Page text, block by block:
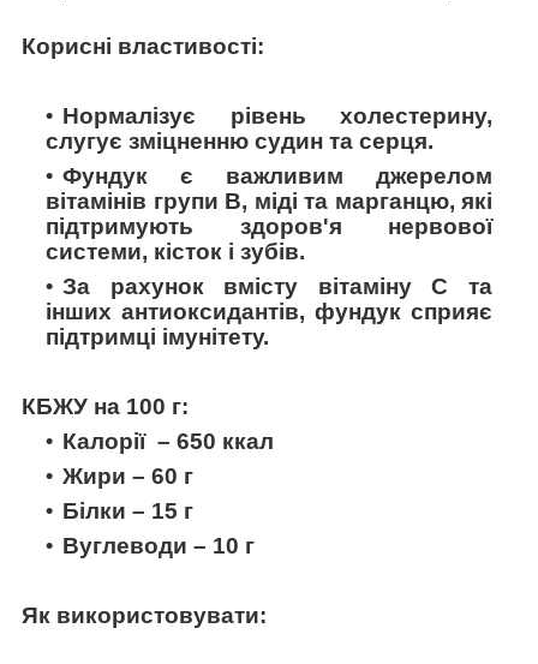
Корисні властивості:
Нормалізує рівень холестерину,
слугує зміцненню судин та серця.
Фундук є важливим джерелом
вітамінів групи B, міді та марганцю, які
підтримують здоров'я нервової
системи, кісток і зубів.
За рахунок вмісту вітаміну С та
інших антиоксидантів, фундук сприяє
підтримці імунітету.
КБЖУ на 100 г:
Калорії – 650 ккал
Жири – 60 г
Білки – 15 г
Вуглеводи – 10 г
Як використовувати: